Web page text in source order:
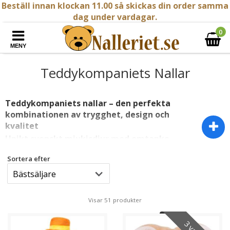
Beställ innan klockan 11.00 så skickas din order samma
dag under vardagar.
MENY
0
Teddykompaniets Nallar
Teddykompaniets nallar – den perfekta
kombinationen av trygghet, design och
kvalitet
Raili Norling. Raili som var nybliven mormor lyckades
inte hitta några nallar med det utseende och den höga
standard som hon önskade så sagt och gjort hon
börjande själv skissa på några nallar och
Teddykompaniet föddes. Redan från start har form,
känsla och säkerhet varit viktiga byggstenar i
Sortera efter
Visar 51 produkter